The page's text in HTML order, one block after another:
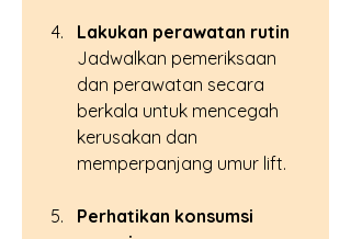
Lakukan perawatan rutin
Jadwalkan pemeriksaan
dan perawatan secara
berkala untuk mencegah
kerusakan dan
memperpanjang umur lift.
Perhatikan konsumsi